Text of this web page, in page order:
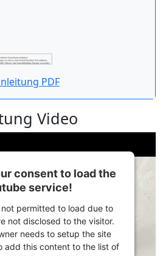
PDF
Video
consent to load the
service!
permitted to load due to
not disclosed to the visitor.
needs to setup the site
add this content to the list of